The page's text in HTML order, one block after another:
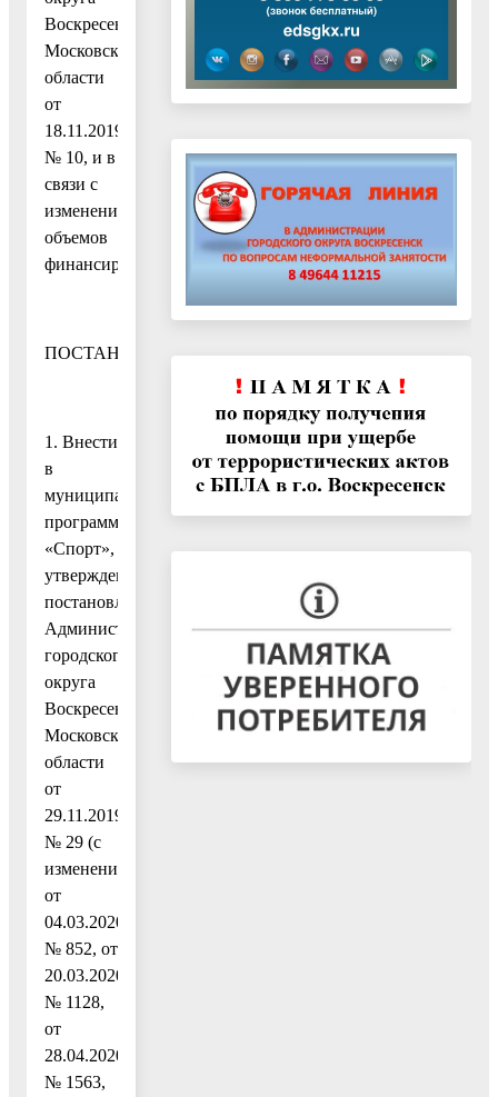
Воскресенск
Московской
области
от
18.11.2019
№ 10, и в
связи с
изменением
объемов
финансирования
ПОСТАНОВЛЯЮ:
1. Внести
в
муниципальную
программу
«Спорт»,
утвержденную
постановлением
Администрации
городского
округа
Воскресенск
Московской
области
от
29.11.2019
№ 29 (с
изменениями
от
04.03.2020
№ 852, от
20.03.2020
№ 1128,
от
28.04.2020
№ 1563,